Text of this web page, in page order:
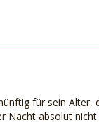
für sein Alter,
Nacht absolut